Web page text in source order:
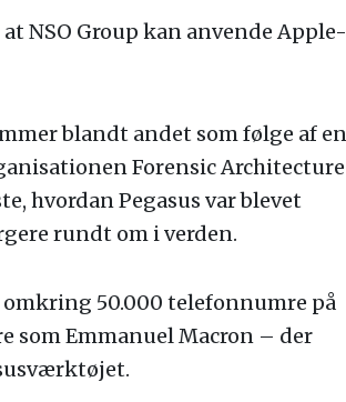
NSO Group kan anvende Apple-
blandt andet som følge af en
Forensic Architecture
hvordan Pegasus var blevet
rundt om i verden.
50.000 telefonnumre på
Emmanuel Macron – der